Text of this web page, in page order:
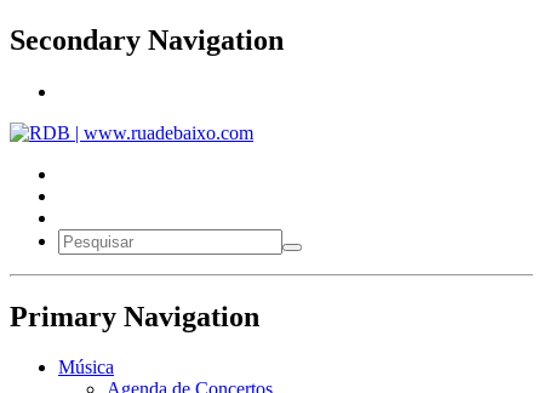
Secondary Navigation
Primary Navigation
Música